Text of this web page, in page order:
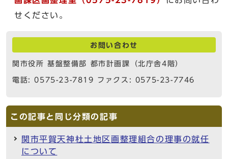
せください。
お問い合わせ
関市役所 基盤整備部 都市計画課（北庁舎4階）
電話: 0575-23-7819 ファクス: 0575-23-7746
この記事と同じ分類の記事
関市平賀天神杜土地区画整理組合の理事の就任
について